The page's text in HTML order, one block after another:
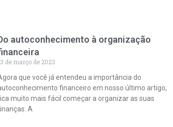
autoconhecimento à organização
de março de 2023
que você já entendeu a importância do
financeiro em nosso último artigo,
muito mais fácil começar a organizar as suas
A